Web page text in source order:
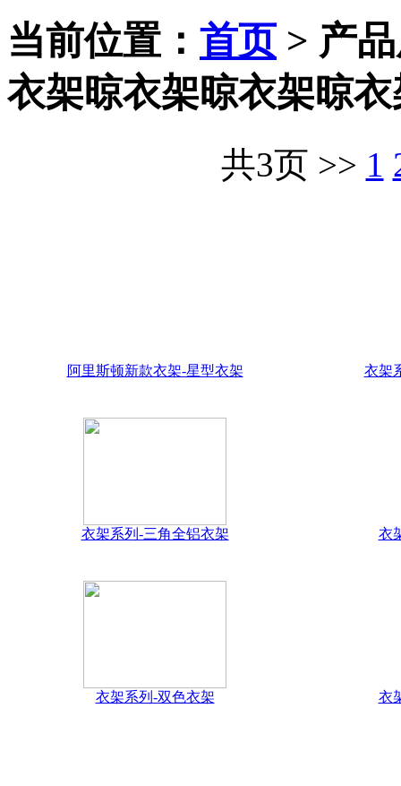
当前位置： 首页> 产品
衣架晾衣架晾衣架晾衣
共3页 >> 1
阿里斯顿新款衣架-星型衣架 衣架
衣架系列-三角全铝衣架 衣
衣架系列-双色衣架 衣